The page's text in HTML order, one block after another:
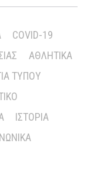
COVID-19
ΑΘΛΗΤΙΚΆ
ΤΎΠΟΥ
ΙΣΤΟΡΊΑ